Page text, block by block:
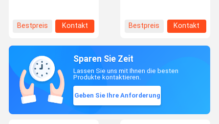
Bestpreis Kontakt Bestpreis Kontakt
Sparen Sie Zeit
Lassen Sie uns mit Ihnen die besten
Produkte kontaktieren.
Geben Sie Ihre Anforderung